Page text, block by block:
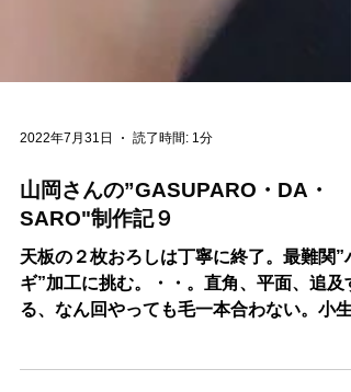
2022年7月31日 読了時間: 1分
山岡さんの”GASUPARO・DA・
SARO"制作記９
天板の２枚おろしは丁寧に終了。最難関”
る、なん回やっても毛一本合わない。小生